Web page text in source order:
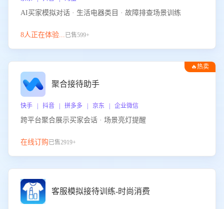
AI买家模拟对话 · 生活电器类目 · 故障排查场景训练
8人正在体验...已售599+
🔥热卖
聚合接待助手
快手 | 抖音 | 拼多多 | 京东 | 企业微信
跨平台聚合展示买家会话 · 场景亮灯提醒
在线订购已售2919+
客服模拟接待训练-时尚消费